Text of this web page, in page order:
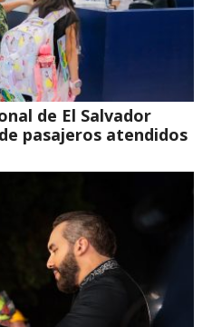
de El Salvador
pasajeros atendidos